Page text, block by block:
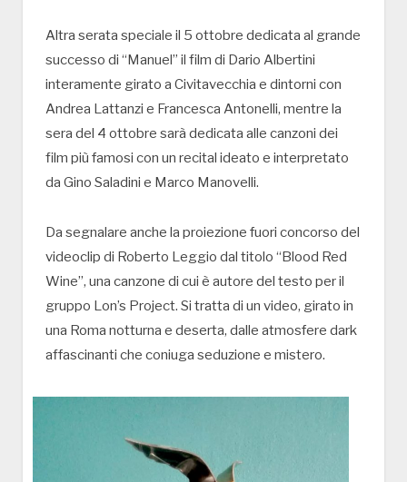
Altra serata speciale il 5 ottobre dedicata al grande
successo di “Manuel” il film di Dario Albertini
interamente girato a Civitavecchia e dintorni con
Andrea Lattanzi e Francesca Antonelli, mentre la
sera del 4 ottobre sarà dedicata alle canzoni dei
film più famosi con un recital ideato e interpretato
da Gino Saladini e Marco Manovelli.
Da segnalare anche la proiezione fuori concorso del
videoclip di Roberto Leggio dal titolo “Blood Red
Wine”, una canzone di cui è autore del testo per il
gruppo Lon’s Project. Si tratta di un video, girato in
una Roma notturna e deserta, dalle atmosfere dark
affascinanti che coniuga seduzione e mistero.